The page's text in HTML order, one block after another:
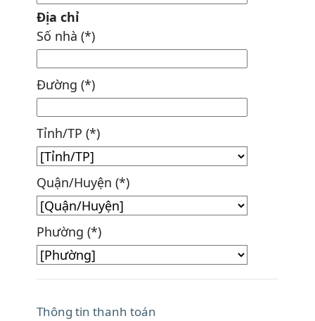
Địa chỉ
Số nhà (*)
Đường (*)
Tỉnh/TP (*)
Quận/Huyện (*)
Phường (*)
Thông tin thanh toán